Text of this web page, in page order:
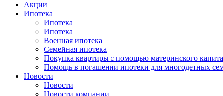
Акции
Ипотека
Ипотека
Ипотека
Военная ипотека
Семейная ипотека
Покупка квартиры с помощью материнского
Помощь в погашении ипотеки для многодетных
Новости
Новости
Новости компании